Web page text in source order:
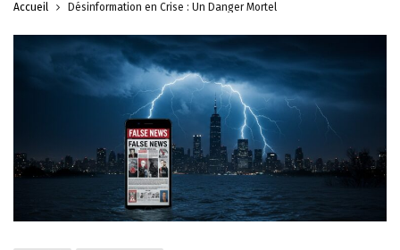
Accueil Désinformation en Crise : Un Danger Mortel